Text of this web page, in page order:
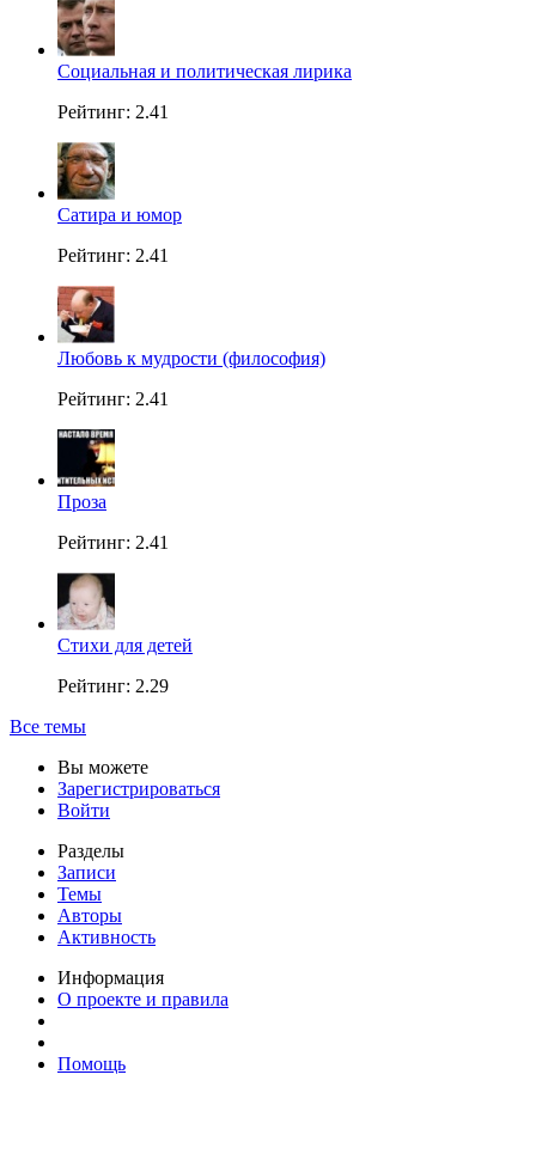
Социальная и политическая лирика
Рейтинг: 2.41
Сатира и юмор
Рейтинг: 2.41
Любовь к мудрости (философия)
Рейтинг: 2.41
Проза
Рейтинг: 2.41
Стихи для детей
Рейтинг: 2.29
Все темы
Вы можете
Зарегистрироваться
Войти
Разделы
Записи
Темы
Авторы
Активность
Информация
О проекте и правила
Помощь